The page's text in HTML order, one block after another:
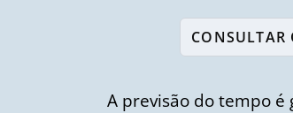
A previsão do tempo